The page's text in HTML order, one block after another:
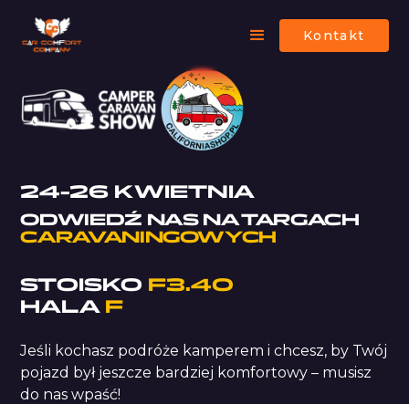
Kontakt
24-26 KWIETNIA
ODWIEDŹ NAS NA TARGACH
CARAVANINGOWYCH
STOISKO F3.40
HALA F
Jeśli kochasz podróże kamperem i chcesz, by Twój
pojazd był jeszcze bardziej komfortowy – musisz
do nas wpaść!